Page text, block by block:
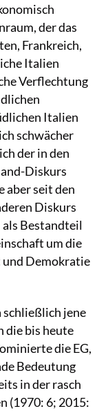
der das
Frankreich,
Italien
Verflechtung
Italien
schwächer
der in den
Diskurs
aber seit den
Diskurs
als Bestandteil
um die
Demokratie
schließlich jene
die bis heute
die EG,
Bedeutung
in der rasch
(1970: 6; 2015: